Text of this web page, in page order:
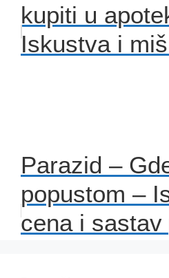
kupiti u
Iskustva i
Parazid –
popustom –
cena i